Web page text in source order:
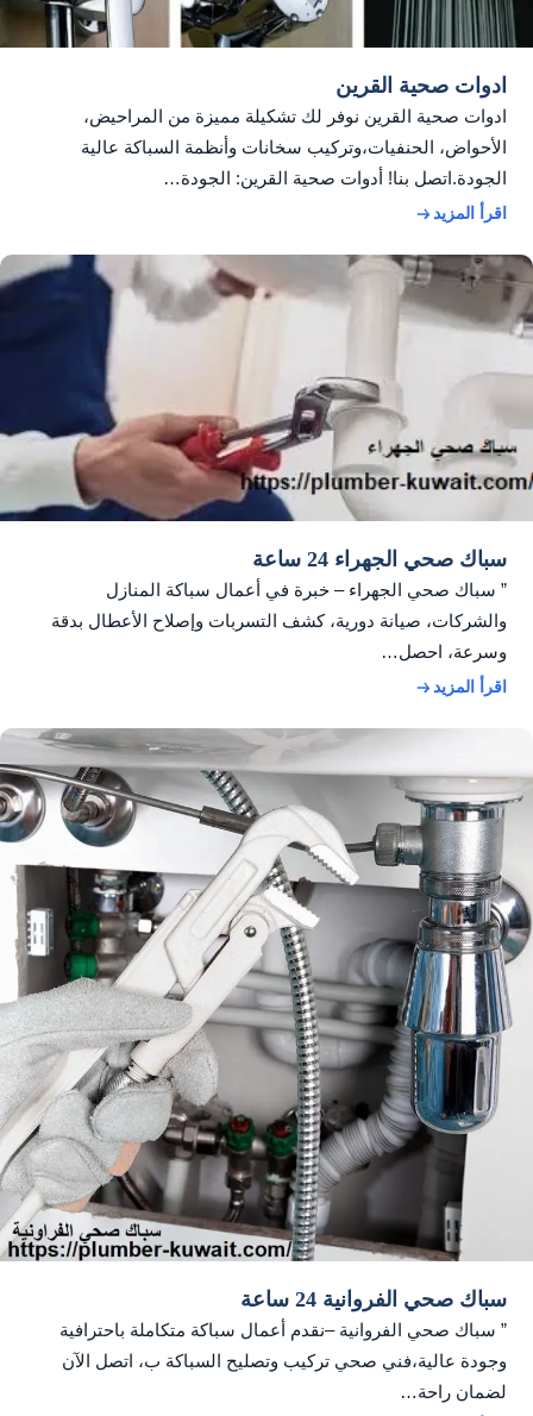
ادوات صحية القرين
ادوات صحية القرين نوفر لك تشكيلة مميزة من المراحيض،
الأحواض، الحنفيات،وتركيب سخانات وأنظمة السباكة عالية
الجودة.اتصل بنا! أدوات صحية القرين: الجودة…
اقرأ المزيد
سباك صحي الجهراء 24 ساعة
” سباك صحي الجهراء – خبرة في أعمال سباكة المنازل
والشركات، صيانة دورية، كشف التسربات وإصلاح الأعطال بدقة
وسرعة، احصل…
اقرأ المزيد
سباك صحي الفروانية 24 ساعة
” سباك صحي الفروانية –نقدم أعمال سباكة متكاملة باحترافية
وجودة عالية،فني صحي تركيب وتصليح السباكة ب، اتصل الآن
لضمان راحة…